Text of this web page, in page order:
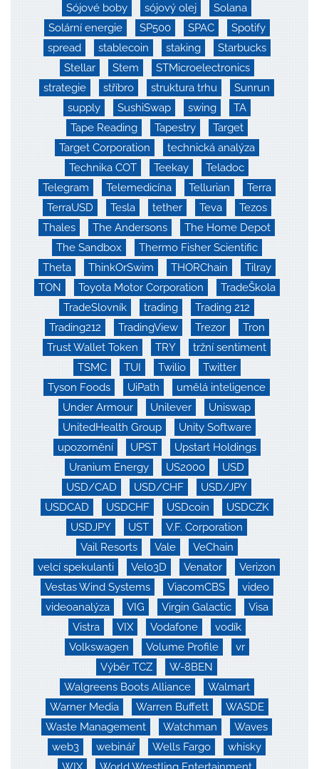
Sójové boby
sójový olej
Solana
Solární energie
SP500 SPAC
Spotify
spread
stablecoin staking
Starbucks
Stellar
Stem
STMicroelectronics
strategie
stříbro struktura trhu
Sunrun
supply
SushiSwap swing
TA
Tape Reading
Tapestry
Target
Target Corporation
technická analýza
Technika COT
Teekay
Teladoc
Telegram
Telemedicína Tellurian
Terra
TerraUSD
Tesla tether Teva
Tezos
Thales
The Andersons
The Home Depot
The Sandbox
Thermo Fisher Scientific
Theta
ThinkOrSwim THORChain
Tilray
TON
Toyota Motor Corporation
TradeŠkola
TradeSlovník
trading
Trading 212
Trading212
TradingView Trezor
Tron
Trust Wallet Token
TRY
tržní sentiment
TSMC
TUI Twilio
Twitter
Tyson Foods
UiPath
umělá inteligence
Under Armour
Unilever
Uniswap
UnitedHealth Group
Unity Software
upozornění
UPST
Upstart Holdings
Uranium Energy
US2000
USD
USD/CAD
USD/CHF
USD/JPY
USDCAD
USDCHF USDcoin
USDCZK
USDJPY
UST
V.F. Corporation
Vail Resorts
Vale
VeChain
velcí spekulanti
Velo3D Venator
Verizon
Vestas Wind Systems
ViacomCBS
video
videoanalýza
VIG Virgin Galactic
Visa
Vistra
VIX Vodafone
vodík
Volkswagen
Volume Profile
vr
Výběr TCZ
W-8BEN
Walgreens Boots Alliance
Walmart
Warner Media
Warren Buffett
WASDE
Waste Management
Watchman
Waves
web3
webinář Wells Fargo
whisky